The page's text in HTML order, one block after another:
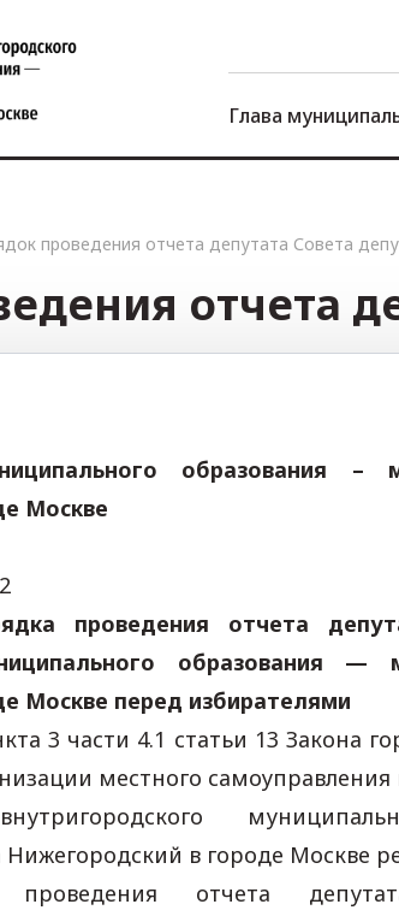
Глава
проведения отчета депутата Совета
отчета
образования –
Москве
проведения отчета
образования —
Москве перед избирателями
3 части 4.1 статьи 13 Закона
местного самоуправления
Нижегородский в городе Москве
отчета